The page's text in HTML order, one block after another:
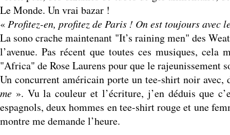
Le Monde. Un vrai bazar !
« Profitez-en, profitez de Paris ! On est toujours avec
La sono crache maintenant "It’s raining men" des
l’avenue. Pas récent que toutes ces musiques,
"Africa" de Rose Laurens pour que le rajeunissement
Un concurrent américain porte un tee-shirt noir
me ». Vu la couleur et l’écriture, j’en déduis que
espagnols, deux hommes en tee-shirt rouge et une
montre me demande l’heure.